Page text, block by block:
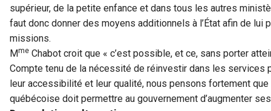
supérieur, de la petite enfance et dans tous les autres
faut donc donner des moyens additionnels à l’État afin de
missions.
Mme Chabot croit que « c’est possible, et ce, sans porter
Compte tenu de la nécessité de réinvestir dans les services
leur accessibilité et leur qualité, nous pensons fortement
québécoise doit permettre au gouvernement d’augmenter